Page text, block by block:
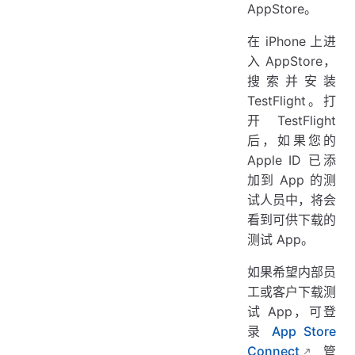
AppStore。
在 iPhone 上进
入 AppStore，
搜索并安装
TestFlight。打
开 TestFlight
后，如果您的
Apple ID 已添
加到 App 的测
试人员中，将会
看到可供下载的
测试 App。
如果希望内部员
工或客户下载测
试 App，可登
录 App Store
Connect
管